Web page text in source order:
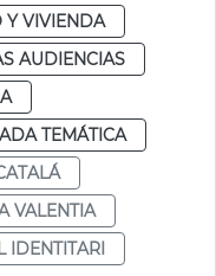
Y VIVIENDA
AUDIENCIAS
TEMÁTICA
VALENTIA
IDENTITARI